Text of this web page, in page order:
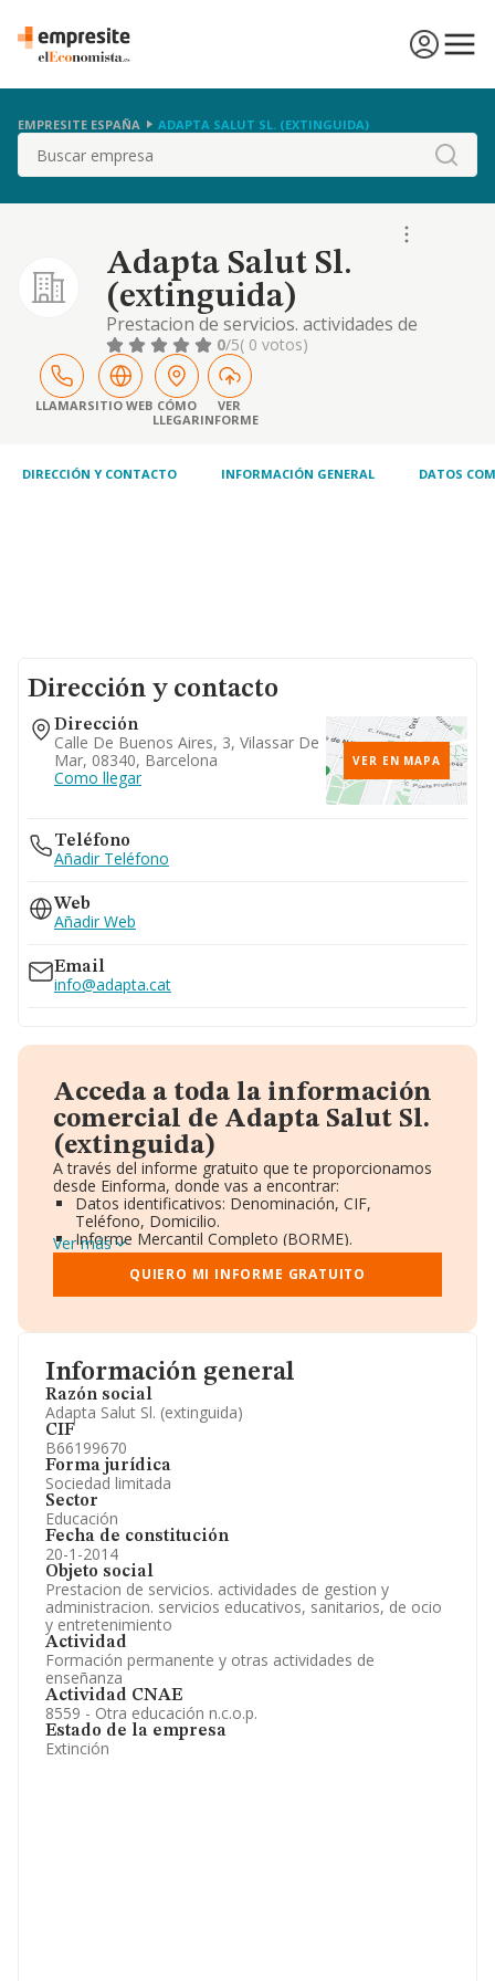
EMPRESITE ESPAÑA ADAPTA SALUT SL. (EXTINGUIDA)
Buscar
Adapta Salut Sl.
(extinguida)
Prestacion de servicios. actividades de
gestion y administracion. servicios
educativos, sanitarios, de ocio y
entretenimiento
0/5( 0 votos)
LLAMARSITIO WEB CÓMO
LLEGAR
VER
INFORME
DIRECCIÓN Y CONTACTO INFORMACIÓN GENERAL DATOS
Información general
Razón social
Adapta Salut Sl. (extinguida)
CIF
B66199670
Forma jurídica
Sociedad limitada
Sector
Educación
Fecha de constitución
20-1-2014
Objeto social
Prestacion de servicios. actividades de gestion y
administracion. servicios educativos, sanitarios, de ocio
y entretenimiento
Actividad
Formación permanente y otras actividades de
enseñanza
Actividad CNAE
8559 - Otra educación n.c.o.p.
Estado de la empresa
Extinción
Dirección y contacto
Dirección
Calle De Buenos Aires, 3, Vilassar De
Mar, 08340, Barcelona
Como llegar
VER EN MAPA
Teléfono
Añadir Teléfono
Web
Añadir Web
Email
info@adapta.cat
Acceda a toda la información
comercial de Adapta Salut Sl.
(extinguida)
A través del informe gratuito que te proporcionamos
desde Einforma, donde vas a encontrar:
Datos identificativos: Denominación, CIF,
Teléfono, Domicilio.
Informe Mercantil Completo (BORME).
Gráficos de Evolución Ventas y Empleados.
Consejo de Administración y Administradores.
Directivos y Ejecutivos.
Información oficial y registral complementaria.
Ver más
QUIERO MI INFORME GRATUITO